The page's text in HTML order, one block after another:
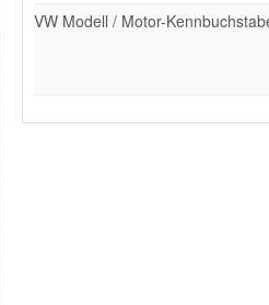
VW Modell / Motor-